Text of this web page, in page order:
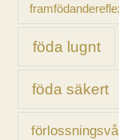
föda lugnt
föda säkert